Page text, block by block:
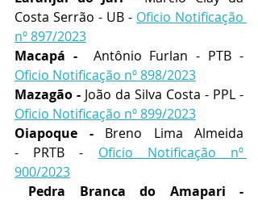
Costa Serrão - UB - Oficio Notificação
nº 897/2023
Macapá -
Oficio Notificação nº 898/2023
Mazagão -
Oficio Notificação nº 899/2023
Oiapoque - Breno Lima Almeida
-
PRTB - Oficio Notificação nº
900/2023